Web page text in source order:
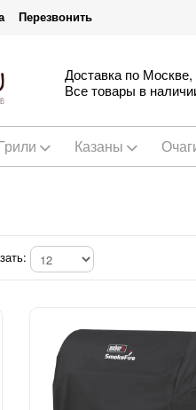
Перезвонить
Доставка по
Все товары в
Казаны